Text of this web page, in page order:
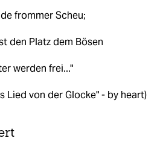
frommer Scheu;
den Platz dem Bösen
werden frei..."
Lied von der Glocke" - by heart)